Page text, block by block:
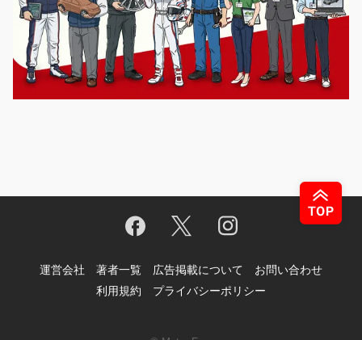
運営会社 著者一覧 広告掲載について
お問い合わせ
利用規約
プライバシーポリシー